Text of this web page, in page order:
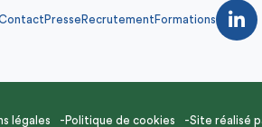
Presse Recrutement Formations
légales Politique de cookies Site réalisé